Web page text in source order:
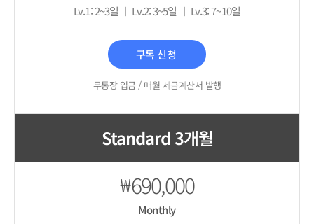
Lv.1: 2~3일 ㅣ Lv.2: 3~5일 ㅣ Lv.3: 7~10일
구독 신청
무통장 입금 / 매월 세금계산서 발행
Standard 3개월
₩690,000
Monthly